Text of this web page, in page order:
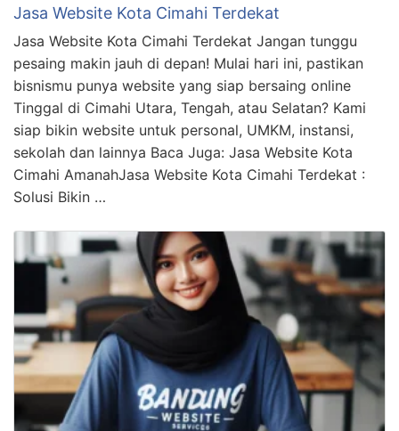
Jasa Website Kota Cimahi Terdekat
Jasa Website Kota Cimahi Terdekat Jangan tunggu
pesaing makin jauh di depan! Mulai hari ini, pastikan
bisnismu punya website yang siap bersaing online
Tinggal di Cimahi Utara, Tengah, atau Selatan? Kami
siap bikin website untuk personal, UMKM, instansi,
sekolah dan lainnya Baca Juga: Jasa Website Kota
Cimahi AmanahJasa Website Kota Cimahi Terdekat :
Solusi Bikin …